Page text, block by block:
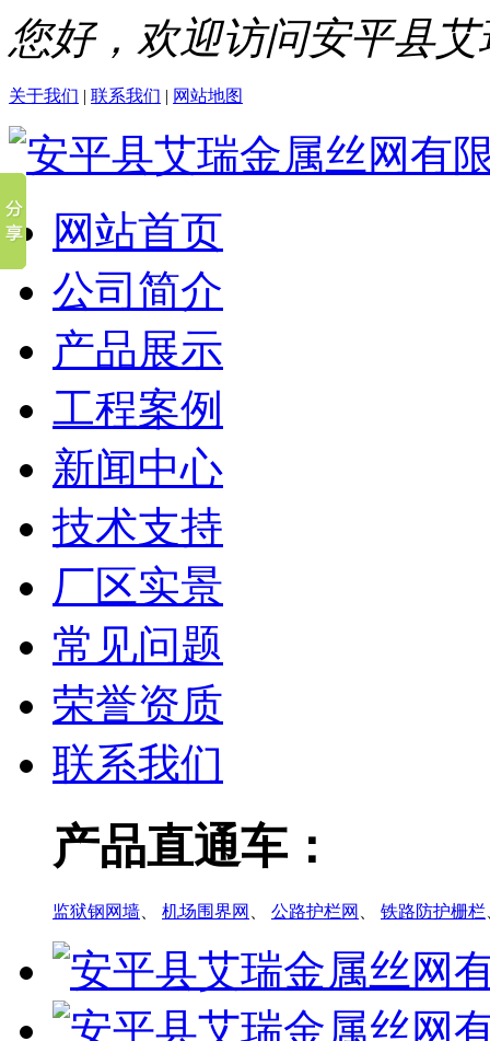
您好，欢迎访问安平县
关于我们 | 联系我们 | 网站地图
网站首页
公司简介
产品展示
工程案例
新闻中心
技术支持
厂区实景
常见问题
荣誉资质
联系我们
产品直通车：
监狱钢网墙 机场围界网 公路护栏网 铁路防护栅栏